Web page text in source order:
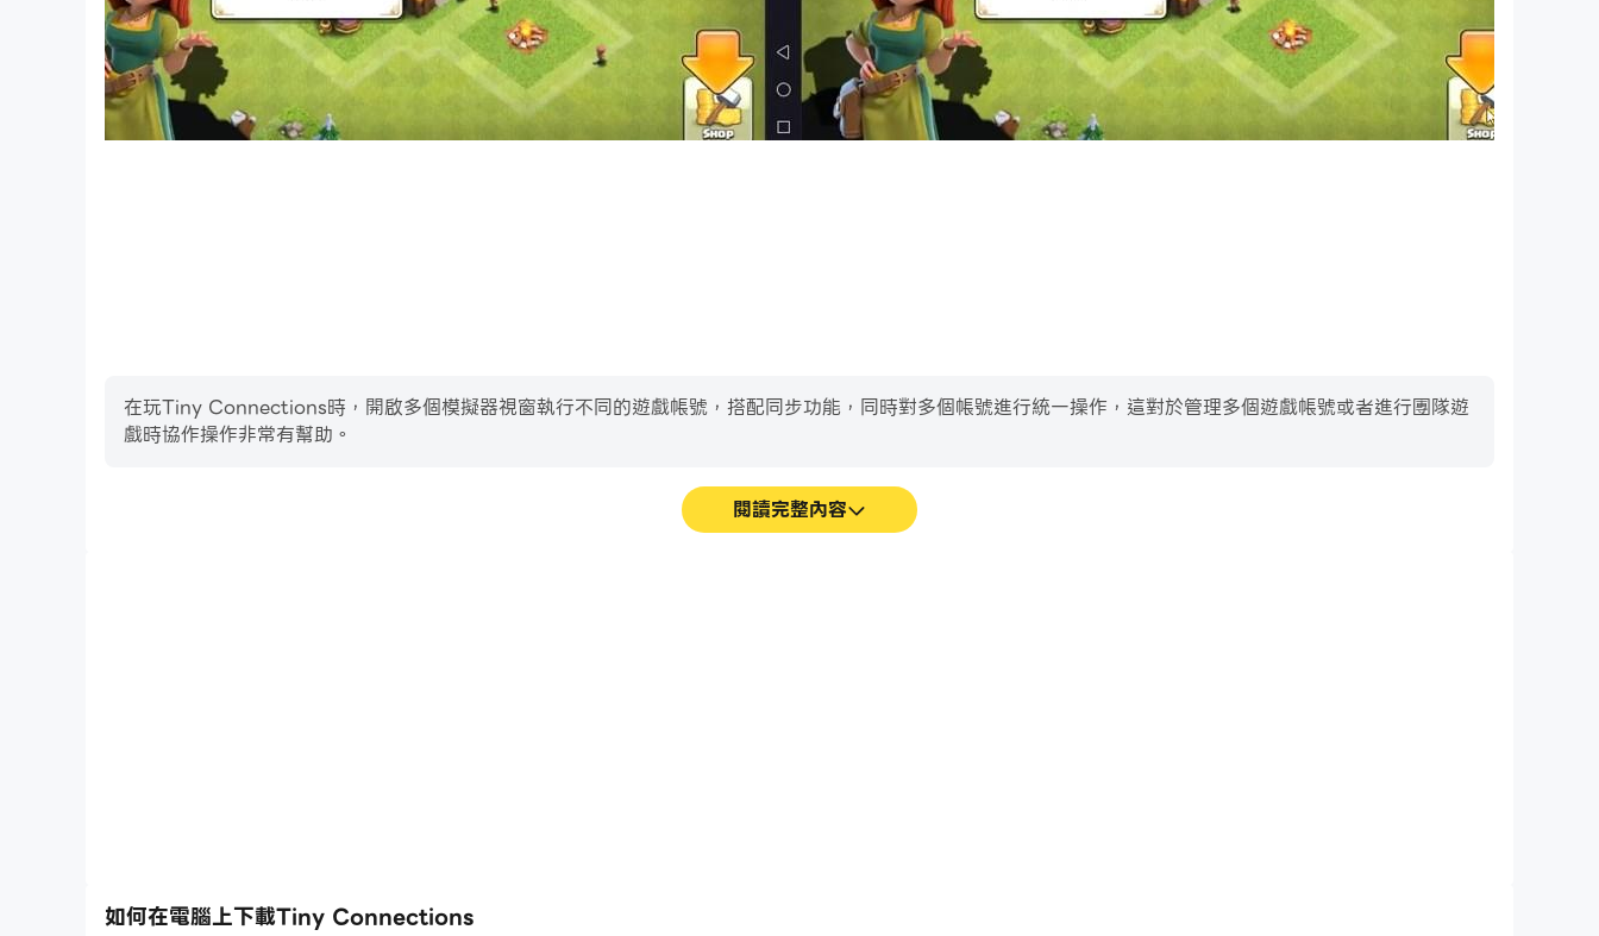
在玩Tiny Connections時，開啟多個模擬器視窗執行不同的遊戲帳號，搭配同步功能，同時對多個帳號進行統一操作，這對於管理多個遊戲帳號或者進行團隊遊
戲時協作操作非常有幫助。
閱讀完整內容
如何在電腦上下載Tiny Connections